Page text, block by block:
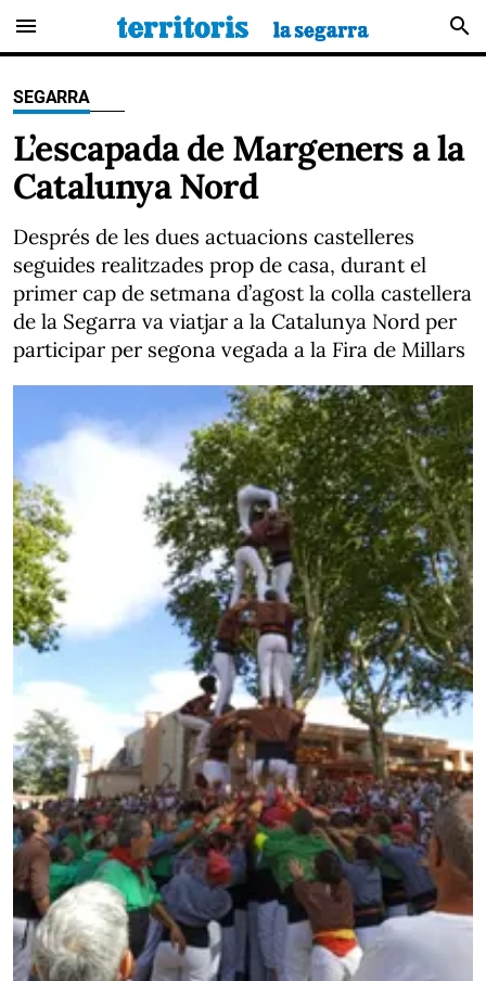
menu search
SEGARRA
L’escapada de Margeners a la
Catalunya Nord
Després de les dues actuacions castelleres
seguides realitzades prop de casa, durant el
primer cap de setmana d’agost la colla castellera
de la Segarra va viatjar a la Catalunya Nord per
participar per segona vegada a la Fira de Millars